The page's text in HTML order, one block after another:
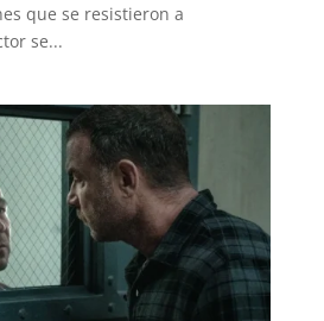
que se resistieron a
se...